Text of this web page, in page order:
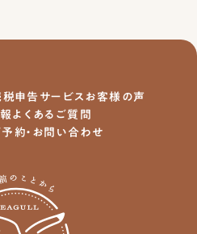
申告サービスお客様の声
よくあるご質問
約・お問い合わせ